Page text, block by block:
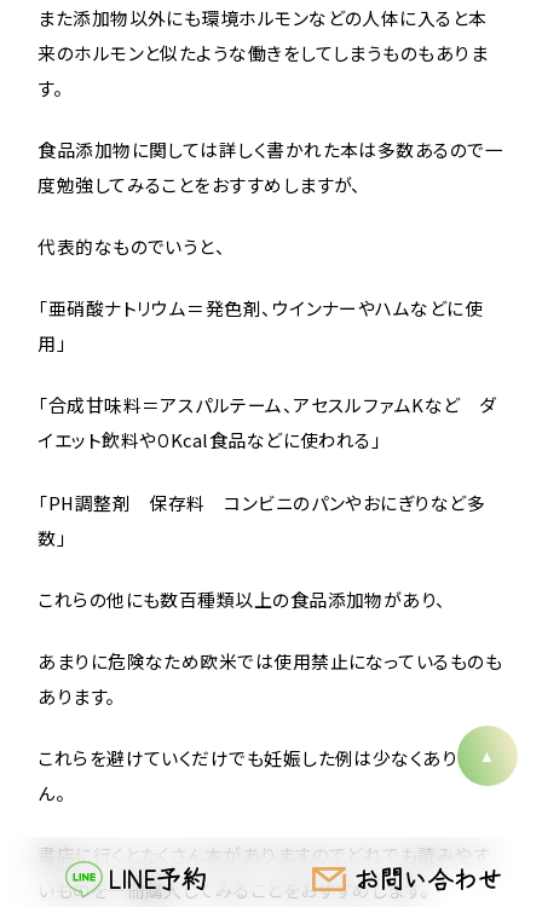
また添加物以外にも環境ホルモンなどの人体に入ると本
来のホルモンと似たような働きをしてしまうものもありま
す。
食品添加物に関しては詳しく書かれた本は多数あるので一
度勉強してみることをおすすめしますが、
代表的なものでいうと、
「亜硝酸ナトリウム＝発色剤、ウインナーやハムなどに使
用」
「合成甘味料＝アスパルテーム、アセスルファムKなど ダ
イエット飲料や０Kcal食品などに使われる」
「PH調整剤 保存料 コンビニのパンやおにぎりなど多
数」
これらの他にも数百種類以上の食品添加物があり、
あまりに危険なため欧米では使用禁止になっているものも
あります。
これらを避けていくだけでも妊娠した例は少なくありませ
ん。
書店に行くとたくさん本がありますのでどれでも読みやす
いものを一冊購入してみることをおすすめします。
LINE予約 お問い合わせ